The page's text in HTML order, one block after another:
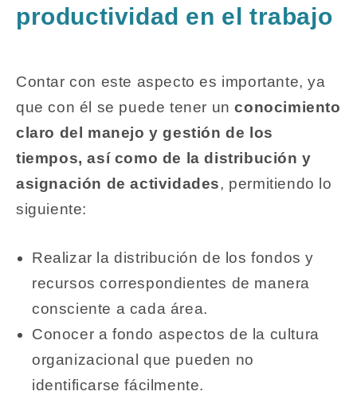
productividad en el trabajo
Contar con este aspecto es importante, ya
que con él se puede tener unconocimiento
claro del manejo y gestión de los
tiempos, así como de la distribución y
asignación de actividades, permitiendo lo
siguiente:
Realizar la distribución de los fondos y
recursos correspondientes de manera
consciente a cada área.
Conocer a fondo aspectos de la cultura
organizacional que pueden no
identificarse fácilmente.